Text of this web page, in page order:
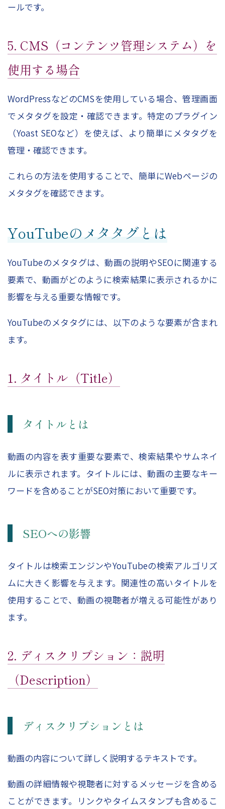
ールです。
5. CMS（コンテンツ管理システム）を
使用する場合
WordPressなどのCMSを使用している場合、管理画面
でメタタグを設定・確認できます。特定のプラグイン
（Yoast SEOなど）を使えば、より簡単にメタタグを
管理・確認できます。
これらの方法を使用することで、簡単にWebページの
メタタグを確認できます。
YouTubeのメタタグとは
YouTubeのメタタグは、動画の説明やSEOに関連する
要素で、動画がどのように検索結果に表示されるかに
影響を与える重要な情報です。
YouTubeのメタタグには、以下のような要素が含まれ
ます。
1. タイトル（Title）
タイトルとは
動画の内容を表す重要な要素で、検索結果やサムネイ
ルに表示されます。タイトルには、動画の主要なキー
ワードを含めることがSEO対策において重要です。
SEOへの影響
タイトルは検索エンジンやYouTubeの検索アルゴリズ
ムに大きく影響を与えます。関連性の高いタイトルを
使用することで、動画の視聴者が増える可能性があり
ます。
2. ディスクリプション：説明
（Description）
ディスクリプションとは
動画の内容について詳しく説明するテキストです。
動画の詳細情報や視聴者に対するメッセージを含める
ことができます。リンクやタイムスタンプも含めるこ